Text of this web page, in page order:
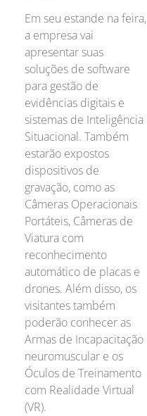
Em seu estande na feira,
a empresa vai
apresentar suas
soluções de software
para gestão de
evidências digitais e
sistemas de Inteligência
Situacional. Também
estarão expostos
dispositivos de
gravação, como as
Câmeras Operacionais
Portáteis, Câmeras de
Viatura com
reconhecimento
automático de placas e
drones. Além disso, os
visitantes também
poderão conhecer as
Armas de Incapacitação
neuromuscular e os
Óculos de Treinamento
com Realidade Virtual
(VR).